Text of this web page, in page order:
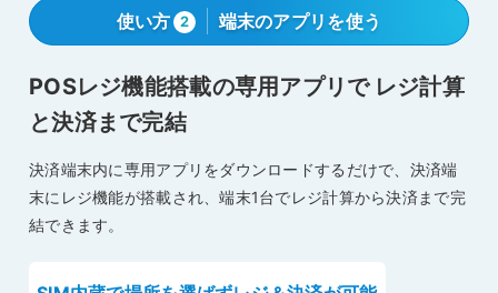
使い方 2 端末のアプリを使う
POSレジ機能搭載の専用アプリで レジ計算
と決済まで完結
決済端末内に専用アプリをダウンロードするだけで、決済端
末にレジ機能が搭載され、端末1台でレジ計算から決済まで完
結できます。